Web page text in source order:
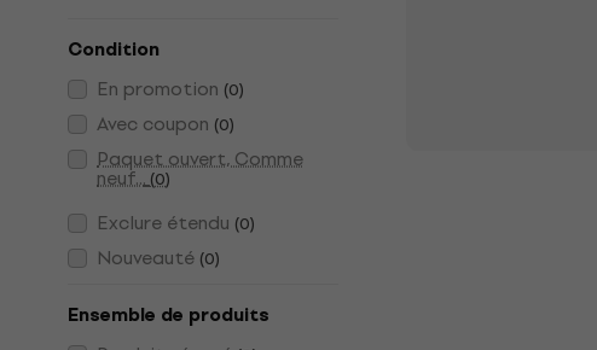
Condition
En promotion (0)
Avec coupon (0)
Paquet ouvert, Comme
neuf...(0)
Exclure étendu (0)
Nouveauté (0)
Ensemble de produits